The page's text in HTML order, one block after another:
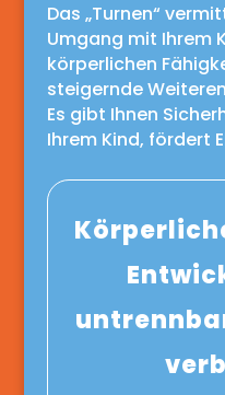
Das „Turnen“
Umgang mit Ihrem
körperlichen
steigernde
Es gibt Ihnen
Ihrem Kind, fördert